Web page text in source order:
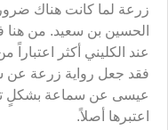
زرعة لما كانت هناك
الحسين بن سعيد. من
عند الكليني أكثر
فقد جعل رواية زرعة عن
عيسى عن سماعة بشكلٍ
اعتبرها أصلاً.